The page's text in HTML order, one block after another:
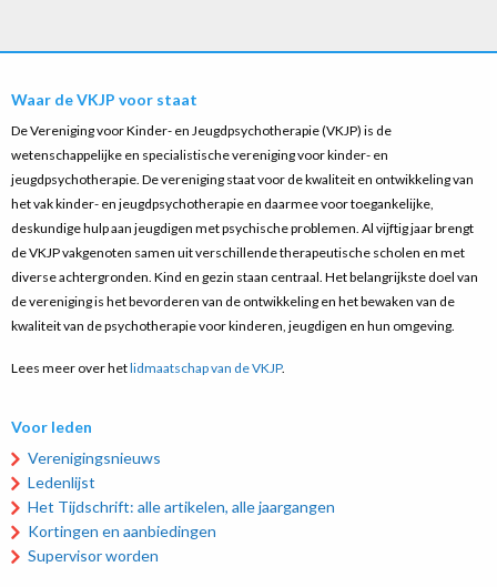
Waar de VKJP voor staat
De Vereniging voor Kinder- en Jeugdpsychotherapie (VKJP) is de
wetenschappelijke en specialistische vereniging voor kinder- en
jeugdpsychotherapie. De vereniging staat voor de kwaliteit en ontwikkeling van
het vak kinder- en jeugdpsychotherapie en daarmee voor toegankelijke,
deskundige hulp aan jeugdigen met psychische problemen. Al vijftig jaar brengt
de VKJP vakgenoten samen uit verschillende therapeutische scholen en met
diverse achtergronden. Kind en gezin staan centraal. Het belangrijkste doel van
de vereniging is het bevorderen van de ontwikkeling en het bewaken van de
kwaliteit van de psychotherapie voor kinderen, jeugdigen en hun omgeving.
Lees meer over hetlidmaatschap van de VKJP.
Voor leden
Verenigingsnieuws
Ledenlijst
Het Tijdschrift: alle artikelen, alle jaargangen
Kortingen en aanbiedingen
Supervisor worden